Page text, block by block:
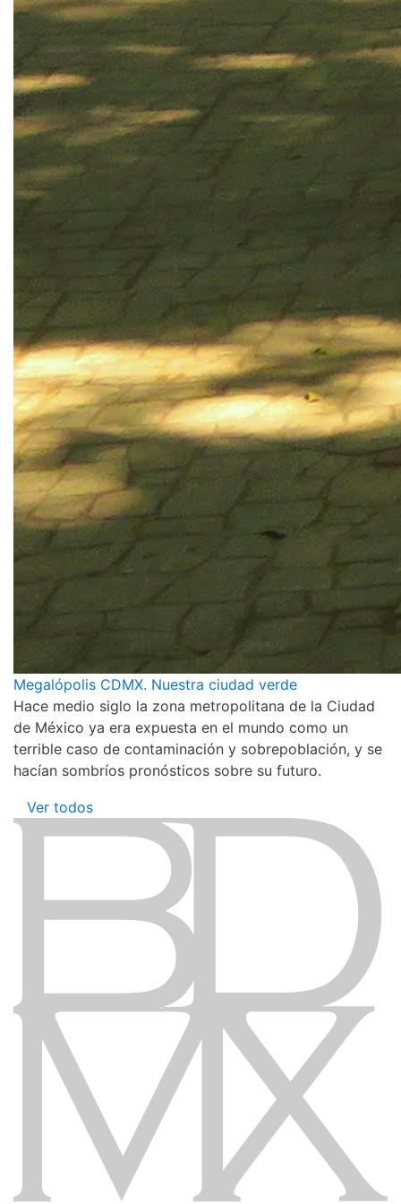
Megalópolis CDMX. Nuestra ciudad verde
Hace medio siglo la zona metropolitana de la Ciudad
de México ya era expuesta en el mundo como un
terrible caso de contaminación y sobrepoblación, y se
hacían sombríos pronósticos sobre su futuro.
Ver todos